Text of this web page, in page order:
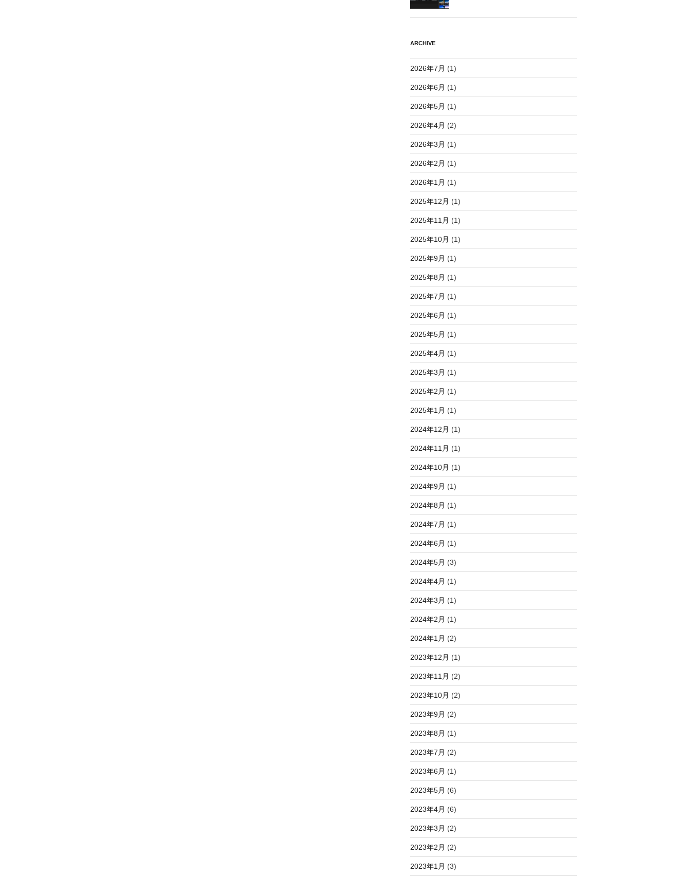
ARCHIVE
2026年7月 (1)
2026年6月 (1)
2026年5月 (1)
2026年4月 (2)
2026年3月 (1)
2026年2月 (1)
2026年1月 (1)
2025年12月 (1)
2025年11月 (1)
2025年10月 (1)
2025年9月 (1)
2025年8月 (1)
2025年7月 (1)
2025年6月 (1)
2025年5月 (1)
2025年4月 (1)
2025年3月 (1)
2025年2月 (1)
2025年1月 (1)
2024年12月 (1)
2024年11月 (1)
2024年10月 (1)
2024年9月 (1)
2024年8月 (1)
2024年7月 (1)
2024年6月 (1)
2024年5月 (3)
2024年4月 (1)
2024年3月 (1)
2024年2月 (1)
2024年1月 (2)
2023年12月 (1)
2023年11月 (2)
2023年10月 (2)
2023年9月 (2)
2023年8月 (1)
2023年7月 (2)
2023年6月 (1)
2023年5月 (6)
2023年4月 (6)
2023年3月 (2)
2023年2月 (2)
2023年1月 (3)